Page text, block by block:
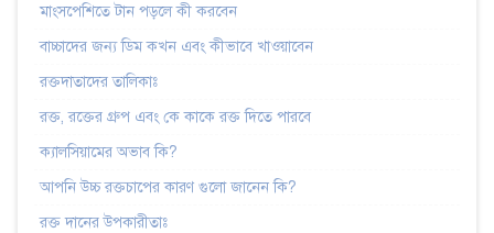
মাংসপেশিতে টান পড়লে কী করবেন
বাচ্চাদের জন্য ডিম কখন এবং কীভাবে খাওয়াবেন
রক্তদাতাদের তালিকাঃ
রক্ত, রক্তের গ্রুপ এবং কে কাকে রক্ত দিতে পারবে
ক্যালসিয়ামের অভাব কি?
আপনি উচ্চ রক্তচাপের কারণ গুলো জানেন কি?
রক্ত দানের উপকারীতাঃ